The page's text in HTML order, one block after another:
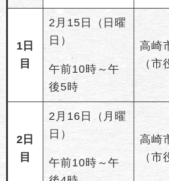
1日
目
2月15日（日曜
日）
午前10時～午
後5時
高崎
（市
2日
目
2月16日（月曜
日）
午前10時～午
高崎
（市